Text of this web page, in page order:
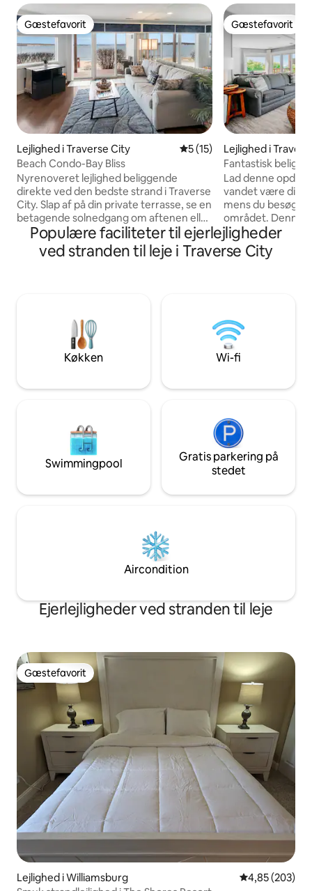
Gæstefavorit
Gæstefavorit
Lejlighed i Traverse City 5 ud af 5 i gennemsnitlig
5 (15)
Beach Condo-Bay Bliss
Nyrenoveret lejlighed beliggende
direkte ved den bedste strand i Traverse
City. Slap af på din private terrasse, se en
betagende solnedgang om aftenen eller
solopgang om morgenen, og nyd den
fantastiske udsigt over bugten. Denne
lejlighed i stueplan har direkte adgang til
udstyret køkken med alt service og
redskaber, køleskab, opvaskemaskine,
mikrobølgeovn og komfur med
Gæstefavorit
Gæstefavorit
Lejlighed i
Fantastisk
opdateret TC-
Lad denne
vandet være dit
mens du besøger
området. Denne
Bay med
sommeren kan
når du ikke
tilberede et
altanen med
dag med
spabadet.
Populære faciliteter til ejerlejligheder
ved stranden til leje i Traverse City
Køkken Wi-fi
Swimmingpool
Gratis parkering på
stedet
Aircondition
Ejerlejligheder ved stranden til leje
Gæstefavorit
Gæstefavorit
Lejlighed i Williamsburg 4,85 ud af 5 i
4,85 (203)